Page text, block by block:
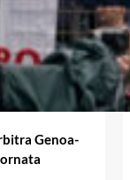
Genoa-